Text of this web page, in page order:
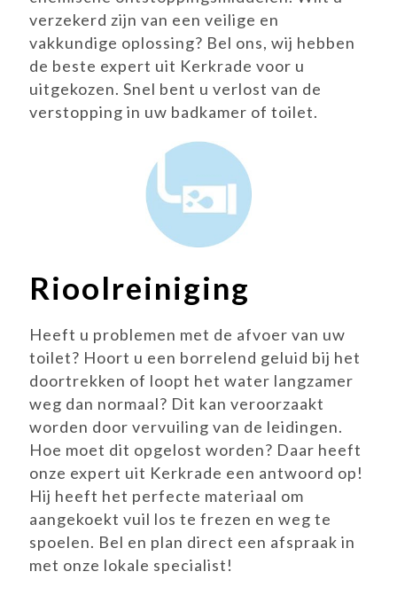
verzekerd zijn van een veilige en
vakkundige oplossing? Bel ons, wij hebben
de beste expert uit Kerkrade voor u
uitgekozen. Snel bent u verlost van de
verstopping in uw badkamer of toilet.
Rioolreiniging
Heeft u problemen met de afvoer van uw
toilet? Hoort u een borrelend geluid bij het
doortrekken of loopt het water langzamer
weg dan normaal? Dit kan veroorzaakt
worden door vervuiling van de leidingen.
Hoe moet dit opgelost worden? Daar heeft
onze expert uit Kerkrade een antwoord op!
Hij heeft het perfecte materiaal om
aangekoekt vuil los te frezen en weg te
spoelen. Bel en plan direct een afspraak in
met onze lokale specialist!